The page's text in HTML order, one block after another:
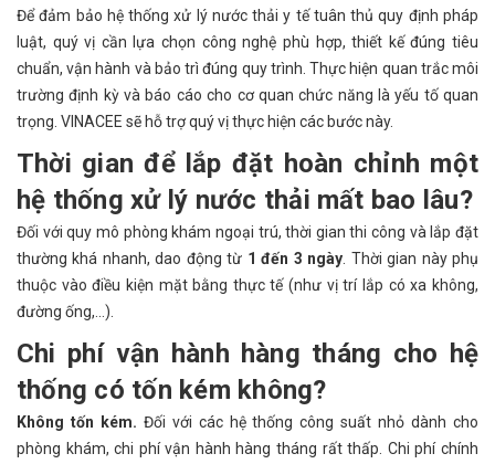
Để đảm bảo hệ thống xử lý nước thải y tế tuân thủ quy định pháp
luật, quý vị cần lựa chọn công nghệ phù hợp, thiết kế đúng tiêu
chuẩn, vận hành và bảo trì đúng quy trình. Thực hiện quan trắc môi
trường định kỳ và báo cáo cho cơ quan chức năng là yếu tố quan
trọng. VINACEE sẽ hỗ trợ quý vị thực hiện các bước này.
Thời gian để lắp đặt hoàn chỉnh một
hệ thống xử lý nước thải mất bao lâu?
Đối với quy mô phòng khám ngoại trú, thời gian thi công và lắp đặt
thường khá nhanh, dao động từ 1 đến 3 ngày . Thời gian này phụ
thuộc vào điều kiện mặt bằng thực tế (như vị trí lắp có xa không,
đường ống,…).
Chi phí vận hành hàng tháng cho hệ
thống có tốn kém không?
Không tốn kém. Đối với các hệ thống công suất nhỏ dành cho
phòng khám, chi phí vận hành hàng tháng rất thấp. Chi phí chính